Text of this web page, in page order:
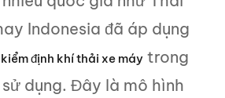
Indonesia đã áp dụng
định khí thải xe máy trong
dụng. Đây là mô hình